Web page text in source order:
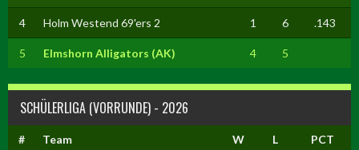
4 Holm Westend 69'ers 2 1 6 .143
5 Elmshorn Alligators (AK) 4 5
SCHÜLERLIGA (VORRUNDE) - 2026
# Team W L PCT